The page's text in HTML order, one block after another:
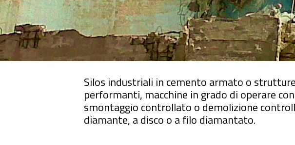
Silos industriali in cemento armato o
performanti, macchine in grado di operare
smontaggio controllato o demolizione
diamante, a disco o a filo diamantato.